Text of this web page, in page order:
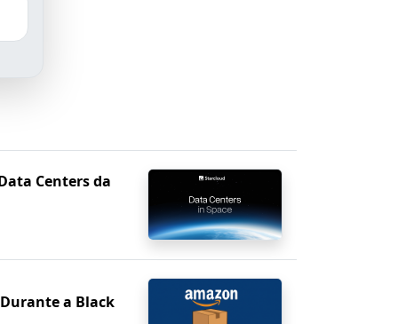
Centers da
a Black